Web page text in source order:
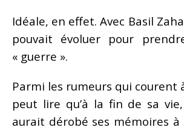
Idéale, en effet. Avec Basil
pouvait évoluer pour
« guerre ».
Parmi les rumeurs qui courent
peut lire qu’à la fin de sa
aurait dérobé ses mémoires à